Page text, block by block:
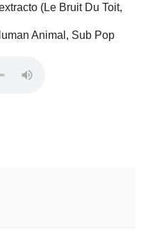
(Le Bruit Du Toit,
Animal, Sub Pop